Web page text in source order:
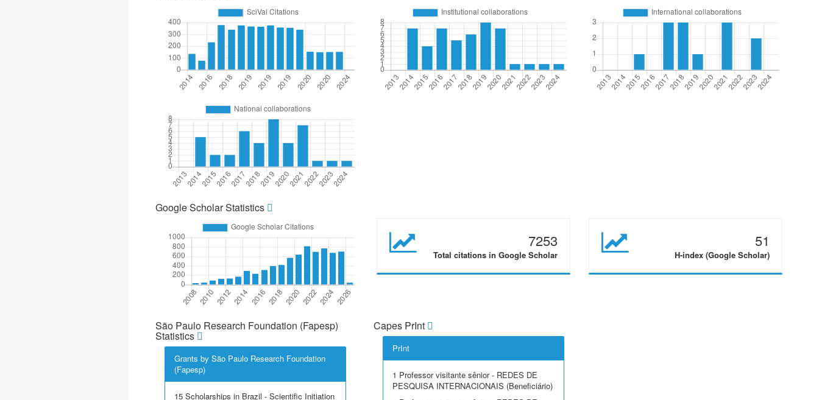
Google Scholar Statistics
7253
Total citations in Google Scholar
51
H-index (Google Scholar)
São Paulo Research Foundation (Fapesp)
Statistics
Grants by São Paulo Research Foundation
(Fapesp)
15 Scholarships in Brazil - Scientific Initiation
Capes PrInt
PrInt
1 Professor visitante sênior - REDES DE
PESQUISA INTERNACIONAIS (Beneficiário)